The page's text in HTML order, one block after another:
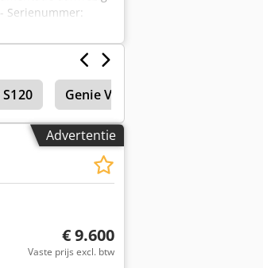
Serienummer:
[kg]: 450 -
2330kg -
marge: BTW
sectoren
Genie Verreikers
Advertentie
€ 9.600
Vaste prijs excl. btw